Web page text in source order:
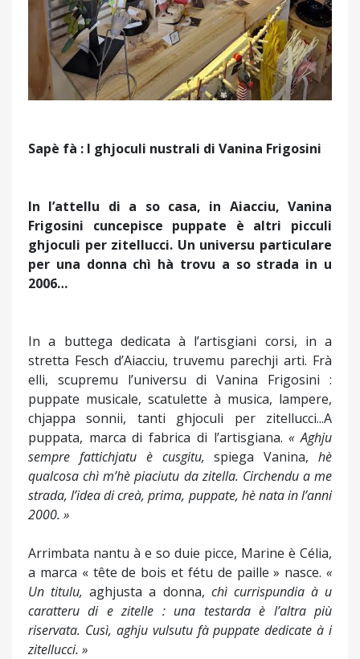
Sapè fà : I ghjoculi nustrali di Vanina Frigosini
In l’attellu di a so casa, in Aiacciu, Vanina
Frigosini cuncepisce puppate è altri picculi
ghjoculi per zitellucci. Un universu particulare
per una donna chì hà trovu a so strada in u
2006…
In a buttega dedicata à l’artisgiani corsi, in a
stretta Fesch d’Aiacciu, truvemu parechji arti. Frà
elli, scupremu l’universu di Vanina Frigosini :
puppate musicale, scatulette à musica, lampere,
chjappa sonnii, tanti ghjoculi per zitellucci...A
puppata, marca di fabrica di l’artisgiana.« Aghju
sempre fattichjatu è cusgitu,spiega Vanina,hè
qualcosa chì m’hè piaciutu da zitella. Circhendu a me
strada, l’idea di creà, prima, puppate, hè nata in l’anni
2000. »
Arrimbata nantu à e so duie picce, Marine è Célia,
a marca « tête de bois et fétu de paille » nasce. «
Un titulu,aghjusta a donna, chì currispundia à u
caratteru di e zitelle : una testarda è l’altra più
riservata. Cusì, aghju vulsutu fà puppate dedicate à i
zitellucci. »